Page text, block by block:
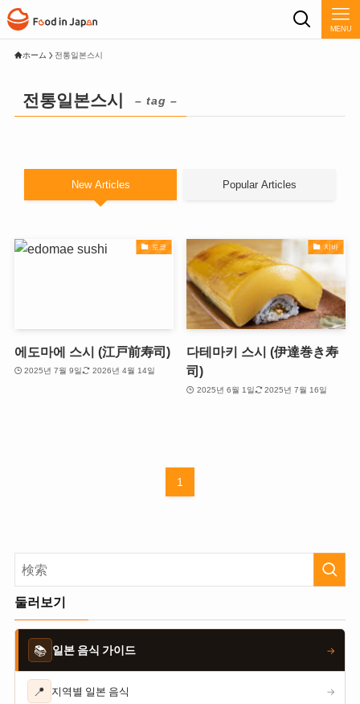
MENU
ホーム 전통일본스시
전통일본스시 – tag –
New Articles Popular Articles
도쿄
에도마에 스시 (江戸前寿司)
2025년 7월 9일 2026년 4월 14일
치바
다테마키 스시 (伊達巻き寿
司)
2025년 6월 1일 2025년 7월 16일
1
둘러보기
📚 일본 음식 가이드 →
📍 지역별 일본 음식 →